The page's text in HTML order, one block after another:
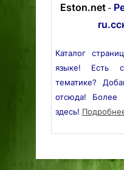
Eston.net-
Каталог
языке! Есть
тематике?
отсюда! Более
здесь!